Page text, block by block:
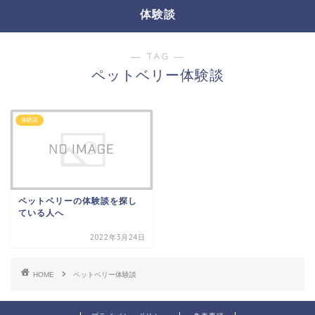
体験談
― TAG ―
ペットベリー体験談
体験談
ペットベリーの体験談を探し
ている人へ
2022年3月24日
HOME ペットベリー体験談